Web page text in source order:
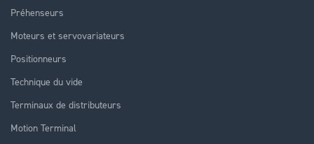
Préhenseurs
Moteurs et servovariateurs
Positionneurs
Technique du vide
Terminaux de distributeurs
Motion Terminal